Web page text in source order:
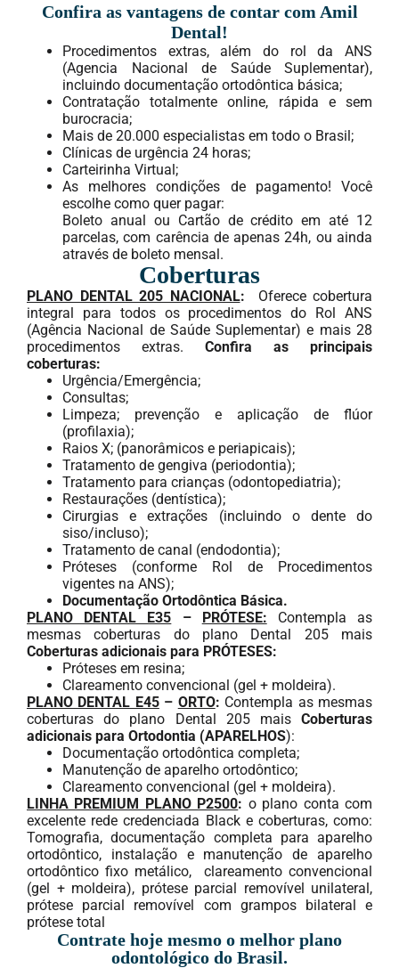
Confira as vantagens de contar com Amil
Dental!
Procedimentos extras, além do rol da ANS
(Agencia Nacional de Saúde Suplementar),
incluindo documentação ortodôntica básica;
Contratação totalmente online, rápida e sem
burocracia;
Mais de 20.000 especialistas em todo o Brasil;
Clínicas de urgência 24 horas;
Carteirinha Virtual;
As melhores condições de pagamento! Você
escolhe como quer pagar:
Boleto anual ou Cartão de crédito em até 12
parcelas, com carência de apenas 24h, ou ainda
através de boleto mensal.
Coberturas
PLANO DENTAL 205 NACIONAL: Oferece cobertura
integral para todos os procedimentos do Rol ANS
(Agência Nacional de Saúde Suplementar) e mais 28
procedimentos extras. Confira as principais
coberturas:
Urgência/Emergência;
Consultas;
Limpeza; prevenção e aplicação de flúor
(profilaxia);
Raios X; (panorâmicos e periapicais);
Tratamento de gengiva (periodontia);
Tratamento para crianças (odontopediatria);
Restaurações (dentística);
Cirurgias e extrações (incluindo o dente do
siso/incluso);
Tratamento de canal (endodontia);
Próteses (conforme Rol de Procedimentos
vigentes na ANS);
Documentação Ortodôntica Básica.
PLANO DENTAL E35 – PRÓTESE: Contempla as
mesmas coberturas do plano Dental 205 mais
Coberturas adicionais para PRÓTESES:
Próteses em resina;
Clareamento convencional (gel + moldeira).
PLANO DENTAL E45– ORTO: Contempla as mesmas
coberturas do plano Dental 205 mais Coberturas
adicionais para Ortodontia (APARELHOS):
Documentação ortodôntica completa;
Manutenção de aparelho ortodôntico;
Clareamento convencional (gel + moldeira).
LINHA PREMIUM PLANO P2500: o plano conta com
excelente rede credenciada Black e coberturas, como:
Tomografia, documentação completa para aparelho
ortodôntico, instalação e manutenção de aparelho
ortodôntico fixo metálico, clareamento convencional
(gel + moldeira), prótese parcial removível unilateral,
prótese parcial removível com grampos bilateral e
prótese total
Contrate hoje mesmo o melhor plano
odontológico do Brasil.